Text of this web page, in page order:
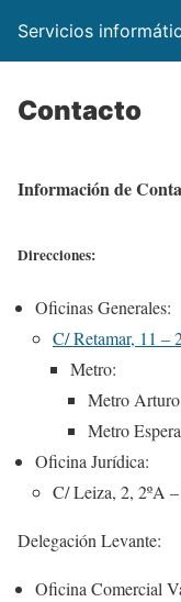
Servicios
Contacto
Información de
Direcciones:
Oficinas Generales:
C/ Retamar, 11 –
Metro:
Metro
Metro
Oficina Jurídica:
C/ Leiza, 2, 2ºA
Delegación Levante:
Oficina Comercial